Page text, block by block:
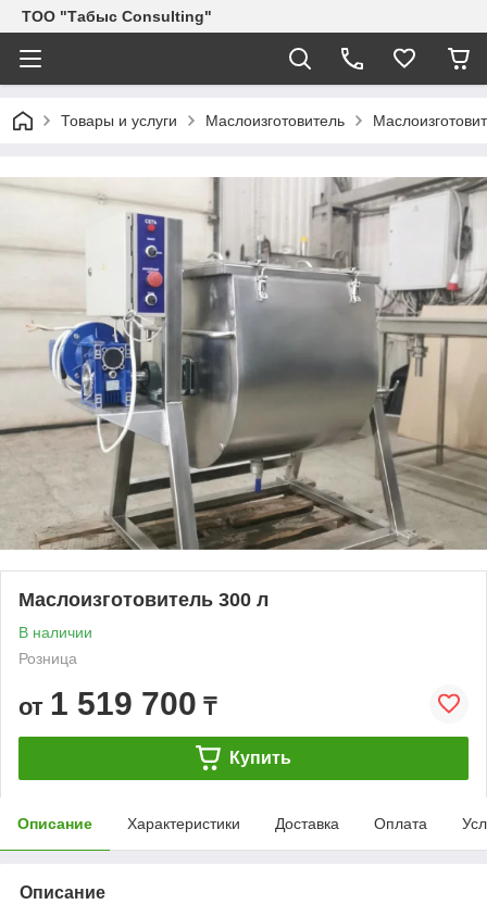
ТОО "Табыс Consulting"
Товары и услуги Маслоизготовитель
Маслоизготовитель 300 л
В наличии
Розница
от 1 519 700 ₸
Купить
Описание Характеристики Доставка Оплата
Описание